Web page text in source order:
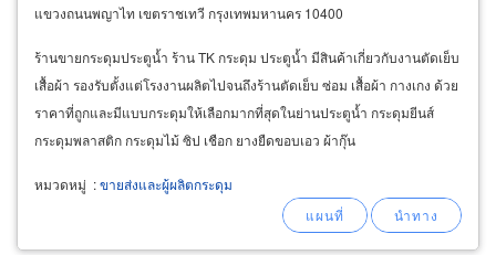
แขวงถนนพญาไท เขตราชเทวี กรุงเทพมหานคร 10400
ร้านขายกระดุมประตูน้ำ ร้าน TK กระดุม ประตูน้ำ มีสินค้าเกี่ยวกับงานตัดเย็บ
เสื้อผ้า รองรับตั้งแต่โรงงานผลิตไปจนถึงร้านตัดเย็บ ซ่อม เสื้อผ้า กางเกง ด้วย
ราคาที่ถูกและมีแบบกระดุมให้เลือกมากที่สุดในย่านประตูน้ำ กระดุมยีนส์
กระดุมพลาสติก กระดุมไม้ ซิป เชือก ยางยืดขอบเอว ผ้ากุ๊น
หมวดหมู่ :ขายส่งและผู้ผลิตกระดุม